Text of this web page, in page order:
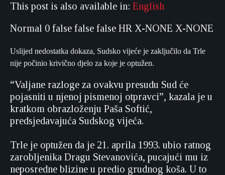
This post is also available in: English
Normal 0 false false false HR X-NONE X-NONE
Uslijed nedostatka dokaza, Sudsko vijeće je zaključilo da Trle
nije počinio krivično djelo za koje je optužen.
“Valjane razloge za ovakvu presudu Sud će
pojasniti u njenoj pismenoj otpravci”, kazala je u
kratkom obrazloženju Paša Softić,
predsjedavajuća Sudskog vijeća.
Trle je optužen da je 21. aprila 1993. ubio ratnog
zarobljenika Dragu Stevanovića, pucajući mu iz
neposredne blizine u predio grudnog koša. U to